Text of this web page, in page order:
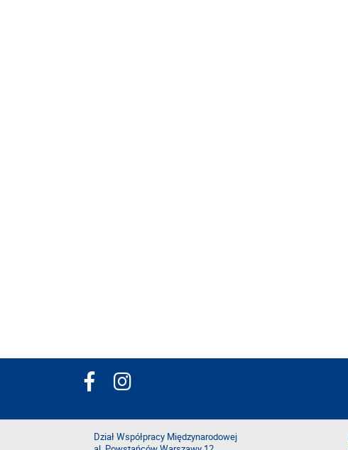
Dział Współpracy Międzynarodowej